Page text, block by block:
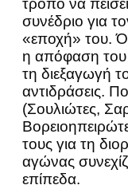
τρόπο να
συνέδριο για
«εποχή» του.
η απόφαση του
τη διεξαγωγή
αντιδράσεις.
(Σουλιώτες,
τους για τη
αγώνας
επίπεδα.